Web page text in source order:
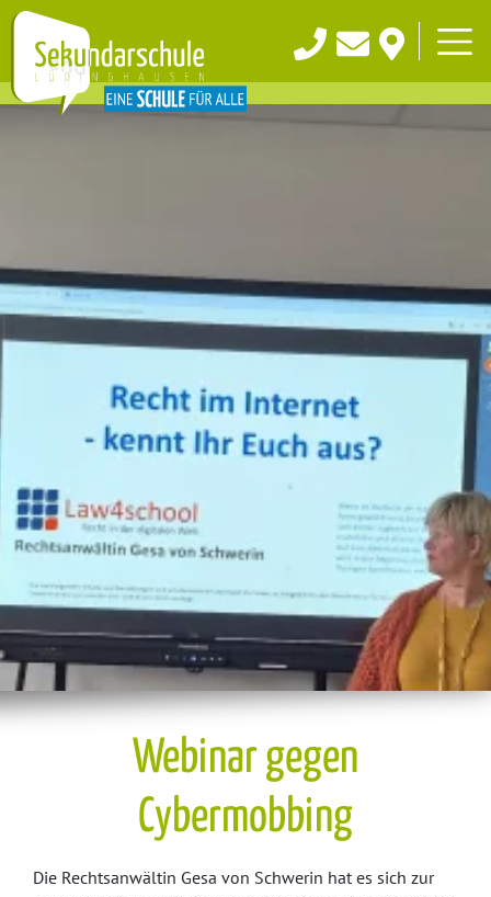
Webinar gegen
Cybermobbing
Die Rechtsanwältin Gesa von Schwerin hat es sich zur